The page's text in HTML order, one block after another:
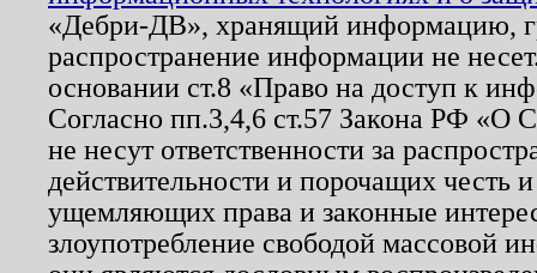
«Дебри-ДВ», хранящий информацию,
распространение информации не
основании ст.8 «Право на доступ к
Согласно пп.3,4,6 ст.57 Закона РФ «О
не несут ответственности за
действительности и порочащих честь
ущемляющих права и законные
злоупотребление свободой массовой